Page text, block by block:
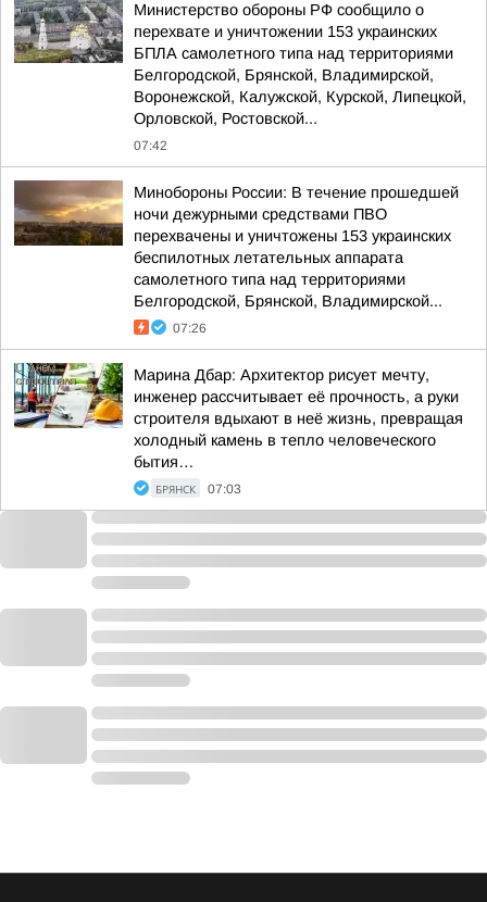
Министерство обороны РФ сообщило о
перехвате и уничтожении 153 украинских
БПЛА самолетного типа над территориями
Белгородской, Брянской, Владимирской,
Воронежской, Калужской, Курской, Липецкой,
Орловской, Ростовской...
07:42
Минобороны России: В течение прошедшей
ночи дежурными средствами ПВО
перехвачены и уничтожены 153 украинских
беспилотных летательных аппарата
самолетного типа над территориями
Белгородской, Брянской, Владимирской...
07:26
Марина Дбар: Архитектор рисует мечту,
инженер рассчитывает её прочность, а руки
строителя вдыхают в неё жизнь, превращая
холодный камень в тепло человеческого
бытия…
БРЯНСК 07:03